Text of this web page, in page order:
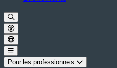
Pour les professionnels